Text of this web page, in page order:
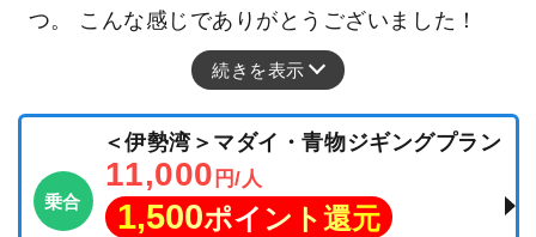
つ。 こんな感じでありがとうございました！
続きを表示
乗合
＜伊勢湾＞マダイ・青物ジギングプラン
11,000 円/人
1,500ポイント還元